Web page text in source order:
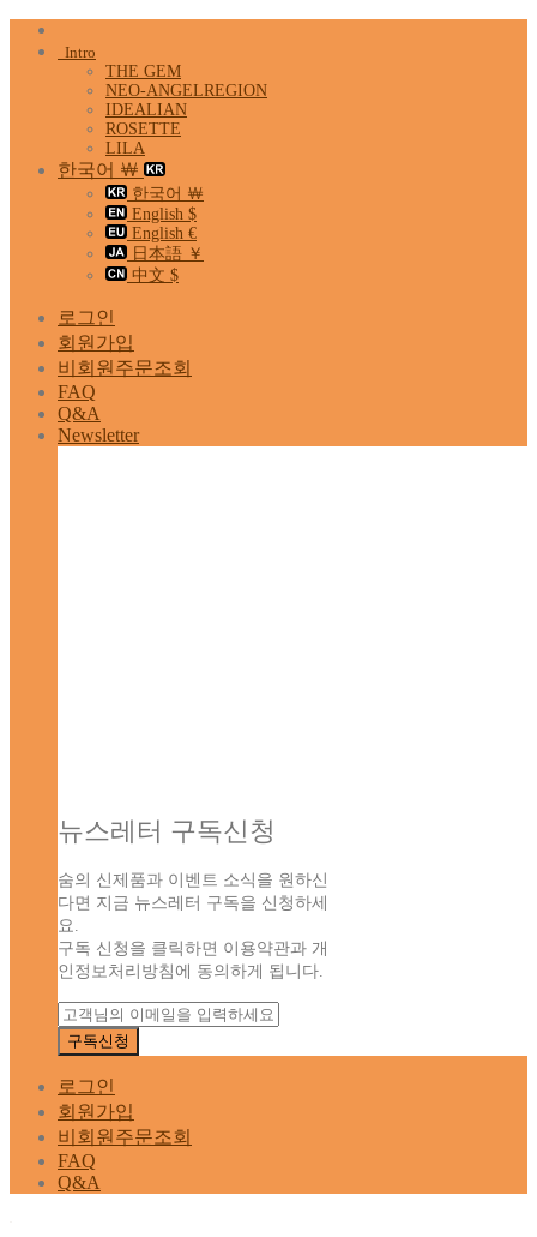
Skip
Intro
THE GEM
NEO-ANGELREGION
IDEALIAN
ROSETTE
LILA
한국어 ￦
한국어 ￦
English $
English €
日本語 ￥
中文 $
로그인
회원가입
비회원주문조회
FAQ
Q&A
Newsletter
뉴스레터 구독신청
숨의 신제품과 이벤트 소식을 원하신
다면 지금 뉴스레터 구독을 신청하세
요.
구독 신청을 클릭하면 이용약관과 개
인정보처리방침에 동의하게 됩니다.
로그인
회원가입
비회원주문조회
FAQ
Q&A